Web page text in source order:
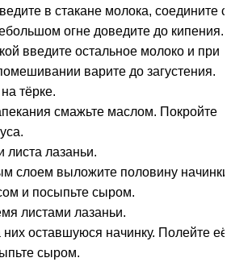
в стакане молока, соедините с
огне доведите до кипения.
введите остальное молоко и при
варите до загустения.
тёрке.
смажьте маслом. Покройте
листа лазаньи.
слоем выложите половину
и посыпьте сыром.
листами лазаньи.
оставшуюся начинку. Полейте её
сыром.